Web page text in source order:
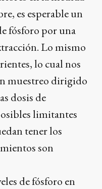
es esperable un
fósforo por una
Lo mismo
lo cual nos
muestreo dirigido
dosis de
limitantes
tener los
son
de fósforo en